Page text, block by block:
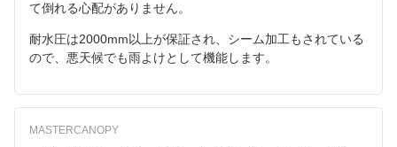
て倒れる心配がありません。
耐水圧は2000mm以上が保証され、シーム加工もされている
ので、悪天候でも雨よけとして機能します。
MASTERCANOPY